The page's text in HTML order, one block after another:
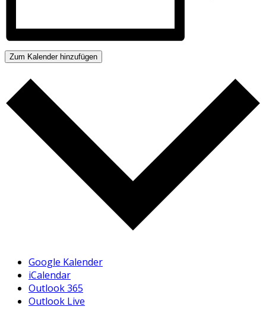
Zum Kalender hinzufügen
Google Kalender
iCalendar
Outlook 365
Outlook Live